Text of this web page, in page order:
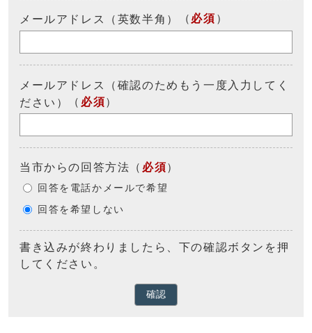
メールアドレス（英数半角） （ 必須 ）
メールアドレス（確認のためもう一度入力してく
ださい）
（ 必須）
当市からの回答方法 （ 必須）
回答を電話かメールで希望
回答を希望しない
書き込みが終わりましたら、下の確認ボタンを押
してください。
確認